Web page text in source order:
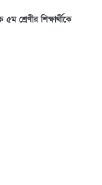
শ্রেণীর শিক্ষার্থীকে